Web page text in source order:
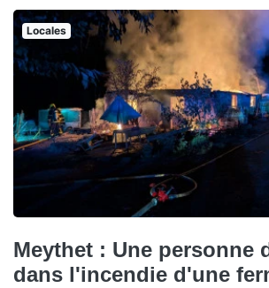
Locales
Meythet : Une personne
dans l'incendie d'une